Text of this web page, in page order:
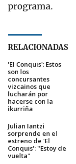
programa.
RELACIONADAS
'El Conquis': Estos
son los
concursantes
vizcainos que
lucharán por
hacerse con la
ikurriña
Julian Iantzi
sorprende en el
estreno de 'El
Conquis': "Estoy de
vuelta"